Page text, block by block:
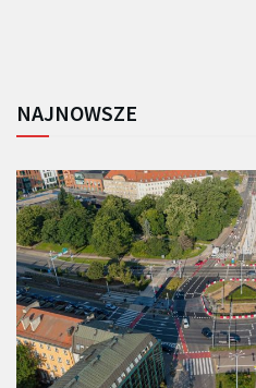
NAJNOWSZE